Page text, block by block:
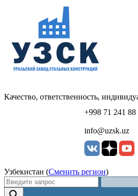
Качество, ответственность,
+998 71 241 88
info@uzsk.uz
Узбекистан (Сменить регион)